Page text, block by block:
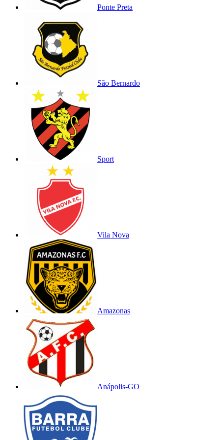
Ponte Preta
São Bernardo
Sport
Vila Nova
Amazonas
Anápolis-GO